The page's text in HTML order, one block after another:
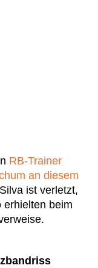
RB-Trainer
an diesem
ist verletzt,
erhielten beim